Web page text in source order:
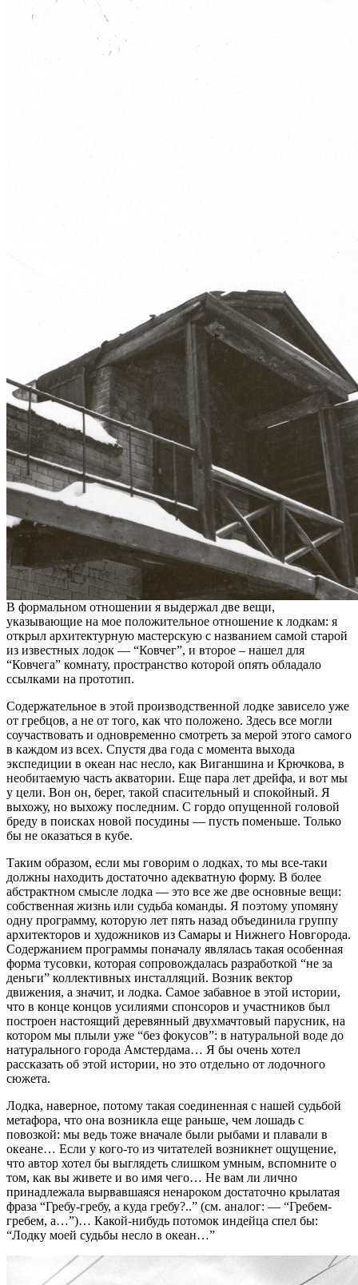
В формальном отношении я выдержал две вещи,
указывающие на мое положительное отношение к лодкам: я
открыл архитектурную мастерскую с названием самой старой
из известных лодок — “Ковчег”, и второе – нашел для
“Ковчега” комнату, пространство которой опять обладало
ссылками на прототип.
Содержательное в этой производственной лодке зависело уже
от гребцов, а не от того, как что положено. Здесь все могли
соучаствовать и одновременно смотреть за мерой этого самого
в каждом из всех. Спустя два года с момента выхода
экспедиции в океан нас несло, как Виганшина и Крючкова, в
необитаемую часть акватории. Еще пара лет дрейфа, и вот мы
у цели. Вон он, берег, такой спасительный и спокойный. Я
выхожу, но выхожу последним. С гордо опущенной головой
бреду в поисках новой посудины — пусть поменьше. Только
бы не оказаться в кубе.
Таким образом, если мы говорим о лодках, то мы все-таки
должны находить достаточно адекватную форму. В более
абстрактном смысле лодка — это все же две основные вещи:
собственная жизнь или судьба команды. Я поэтому упомяну
одну программу, которую лет пять назад объединила группу
архитекторов и художников из Самары и Нижнего Новгорода.
Содержанием программы поначалу являлась такая особенная
форма тусовки, которая сопровождалась разработкой “не за
деньги” коллективных инсталляций. Возник вектор
движения, а значит, и лодка. Самое забавное в этой истории,
что в конце концов усилиями спонсоров и участников был
построен настоящий деревянный двухмачтовый парусник, на
котором мы плыли уже “без фокусов”: в натуральной воде до
натурального города Амстердама… Я бы очень хотел
рассказать об этой истории, но это отдельно от лодочного
сюжета.
Лодка, наверное, потому такая соединенная с нашей судьбой
метафора, что она возникла еще раньше, чем лошадь с
повозкой: мы ведь тоже вначале были рыбами и плавали в
океане… Если у кого-то из читателей возникнет ощущение,
что автор хотел бы выглядеть слишком умным, вспомните о
том, как вы живете и во имя чего… Не вам ли лично
принадлежала вырвавшаяся ненароком достаточно крылатая
фраза “Гребу-гребу, а куда гребу?..” (см. аналог: — “Гребем-
гребем, а…”)… Какой-нибудь потомок индейца спел бы:
“Лодку моей судьбы несло в океан…”